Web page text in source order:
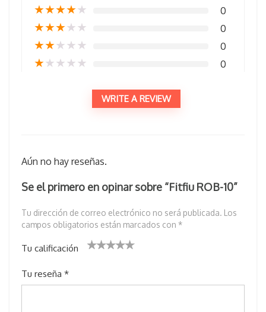
★★★★★ 0
★★★★★ 0
★★★★★ 0
★★★★★ 0
WRITE A REVIEW
Aún no hay reseñas.
Se el primero en opinar sobre “Fitfiu ROB-10”
Tu dirección de correo electrónico no será publicada. Los
campos obligatorios están marcados con *
Tu calificación
Tu reseña *